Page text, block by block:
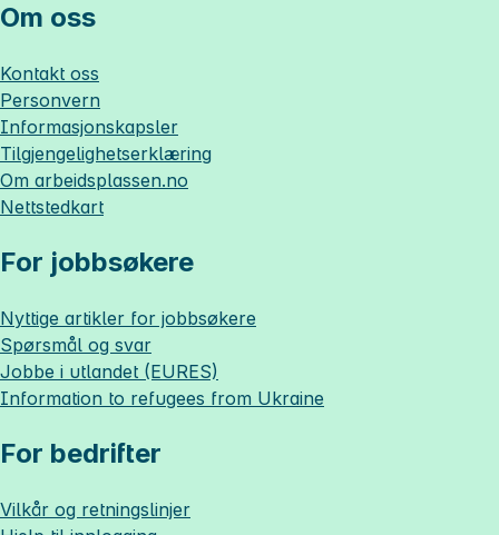
Om oss
Kontakt oss
Personvern
Informasjonskapsler
Tilgjengelighetserklæring
Om arbeidsplassen.no
Nettstedkart
For jobbsøkere
Nyttige artikler for jobbsøkere
Spørsmål og svar
Jobbe i utlandet (EURES)
Information to refugees from Ukraine
For bedrifter
Vilkår og retningslinjer